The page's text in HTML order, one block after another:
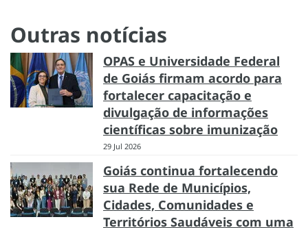
Outras notícias
OPAS e Universidade Federal
de Goiás firmam acordo para
fortalecer capacitação e
divulgação de informações
científicas sobre imunização
29 Jul 2026
Goiás continua fortalecendo
sua Rede de Municípios,
Cidades, Comunidades e
Territórios Saudáveis com uma